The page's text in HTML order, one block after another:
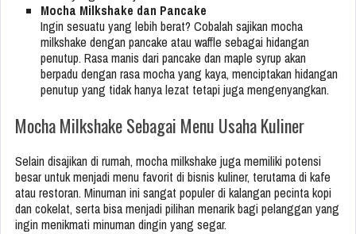
Mocha Milkshake dan Pancake
Ingin sesuatu yang lebih berat? Cobalah sajikan mocha
milkshake dengan pancake atau waffle sebagai hidangan
penutup. Rasa manis dari pancake dan maple syrup akan
berpadu dengan rasa mocha yang kaya, menciptakan hidangan
penutup yang tidak hanya lezat tetapi juga mengenyangkan.
Mocha Milkshake Sebagai Menu Usaha Kuliner
Selain disajikan di rumah, mocha milkshake juga memiliki potensi
besar untuk menjadi menu favorit di bisnis kuliner, terutama di kafe
atau restoran. Minuman ini sangat populer di kalangan pecinta kopi
dan cokelat, serta bisa menjadi pilihan menarik bagi pelanggan yang
ingin menikmati minuman dingin yang segar.